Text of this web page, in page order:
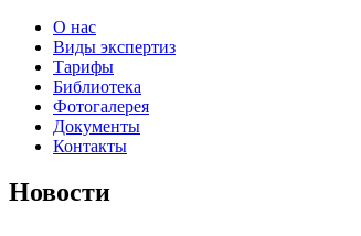
О нас
Виды экспертиз
Тарифы
Библиотека
Фотогалерея
Документы
Контакты
Новости